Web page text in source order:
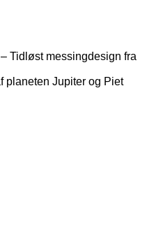
Tidløst messingdesign fra
planeten Jupiter og Piet